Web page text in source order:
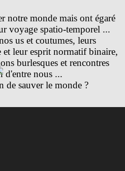
notre monde mais ont égaré
voyage spatio-temporel ...
us et coutumes, leurs
leur esprit normatif binaire,
burlesques et rencontres
d'entre nous ...
de sauver le monde ?